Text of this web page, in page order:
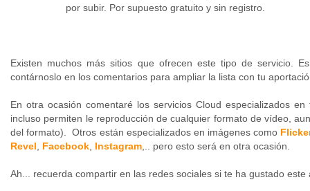
por subir. Por supuesto gratuito y sin registro.
Existen muchos más sitios que ofrecen este tipo de servicio.
contárnoslo en los comentarios para ampliar la lista con tu
En otra ocasión comentaré los servicios Cloud especializados
incluso permiten le reproducción de cualquier formato de vídeo,
del formato). Otros están especializados en imágenes como
Revel
Facebook Instagram ,.. pero esto será en otra ocasión.
Ah... recuerda compartir en las redes sociales si te ha gustado